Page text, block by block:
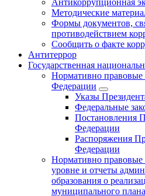
Антикоррупционная
Методические
Формы документов,
противодействием
Сообщить о факте
Антитеррор
Государственная
Нормативно правовые
Федерации
Указы
Федеральные
Постановления
Федерации
Распоряжения
Федерации
Нормативно
уровне и отчеты
образования о
муниципального плана